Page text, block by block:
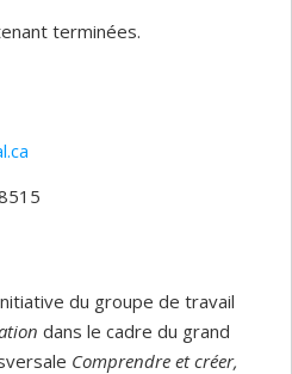
terminées.
du groupe de travail
dans le cadre du grand
Comprendre et créer,